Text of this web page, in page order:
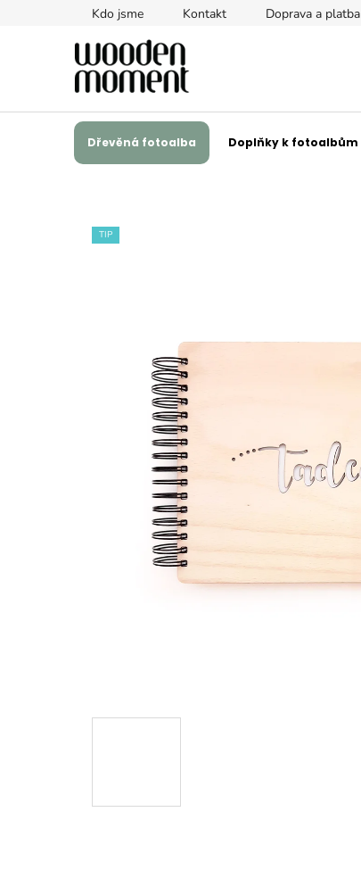
Kdo jsme Kontakt Doprava a platba
Dřevěná fotoalba Doplňky k fotoalbům
TIP